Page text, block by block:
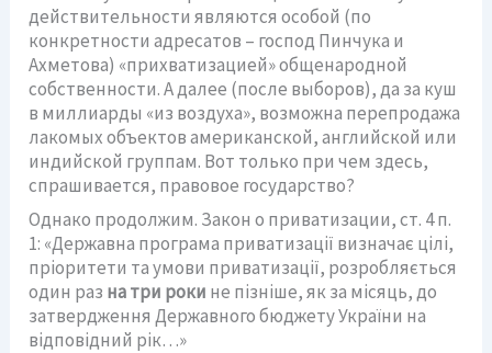
действительности являются особой (по
конкретности адресатов – господ Пинчука и
Ахметова) «прихватизацией» общенародной
собственности. А далее (после выборов), да за куш
в миллиарды «из воздуха», возможна перепродажа
лакомых объектов американской, английской или
индийской группам. Вот только при чем здесь,
спрашивается, правовое государство?
Однако продолжим. Закон о приватизации, ст. 4 п.
1: «Державна програма приватизації визначає цілі,
пріоритети та умови приватизації, розробляється
один раз на три роки не пізніше, як за місяць, до
затвердження Державного бюджету України на
відповідний рік…»